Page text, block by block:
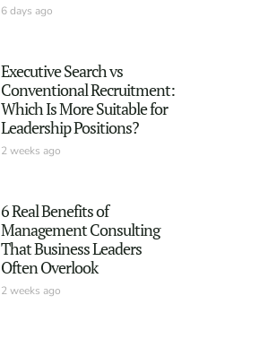
6 days ago
Executive Search vs
Conventional Recruitment:
Which Is More Suitable for
Leadership Positions?
2 weeks ago
6 Real Benefits of
Management Consulting
That Business Leaders
Often Overlook
2 weeks ago